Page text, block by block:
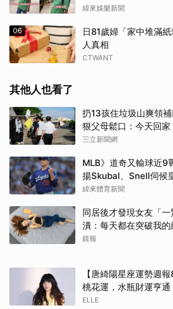
緯來娛樂新聞
06
日81歲婦「家中堆滿
人真相
CTWANT
其他人也看了
扔13孩住垃圾山爽領
狠父母鬆口：今天回家
三立新聞網
MLB》道奇又輸球近9
揚Skubal、Snell伺候
緯來體育新聞
同居後才發現女友「
潰：每天都在突破我的
鏡報
【唐綺陽星座運勢週
桃花運，水瓶財運亨通
ELLE